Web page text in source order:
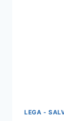
LEGA -